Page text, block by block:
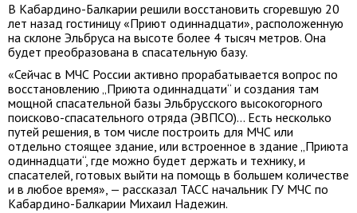
В Кабардино-Балкарии решили восстановить сгоревшую 20
лет назад гостиницу «Приют одиннадцати», расположенную
на склоне Эльбруса на высоте более 4 тысяч метров. Она
будет преобразована в спасательную базу.
«Сейчас в МЧС России активно прорабатывается вопрос по
восстановлению „Приюта одиннадцати“ и создания там
мощной спасательной базы Эльбрусского высокогорного
поисково-спасательного отряда (ЭВПСО)… Есть несколько
путей решения, в том числе построить для МЧС или
отдельно стоящее здание, или встроенное в здание „Приюта
одиннадцати“, где можно будет держать и технику, и
спасателей, готовых выйти на помощь в большем количестве
и в любое время», — рассказал ТАСС начальник ГУ МЧС по
Кабардино-Балкарии Михаил Надежин.